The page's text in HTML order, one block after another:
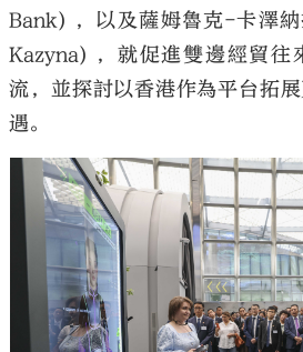
Bank) ，以及薩姆魯克-卡澤
Kazyna) ，就促進雙邊經貿往
流，並探討以香港作為平台拓
遇。